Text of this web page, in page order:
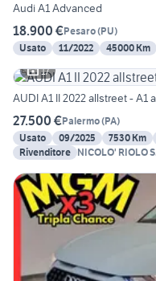
Audi A1 Advanced
18.900 €Pesaro(PU)
Usato
11/2022 45000 Km
17
AUDI A1 II 2022 allstreet - A1
27.500 €Palermo(PA)
Usato
09/2025 7530 Km
Rivenditore NICOLO' RIOLO